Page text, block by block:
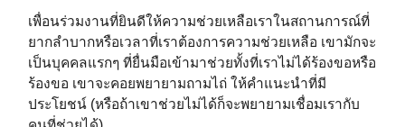
เพื่อนร่วมงานที่ยินดีให้ความช่วยเหลือเราในสถานการณ์ที่
ยากลำบากหรือเวลาที่เราต้องการความช่วยเหลือ เขามักจะ
เป็นบุคคลแรกๆ ที่ยื่นมือเข้ามาช่วยทั้งที่เราไม่ได้ร้องขอหรือ
ร้องขอ เขาจะคอยพยายามถามไถ่ ให้คำแนะนำที่มี
ประโยชน์ (หรือถ้าเขาช่วยไม่ได้ก็จะพยายามเชื่อมเรากับ